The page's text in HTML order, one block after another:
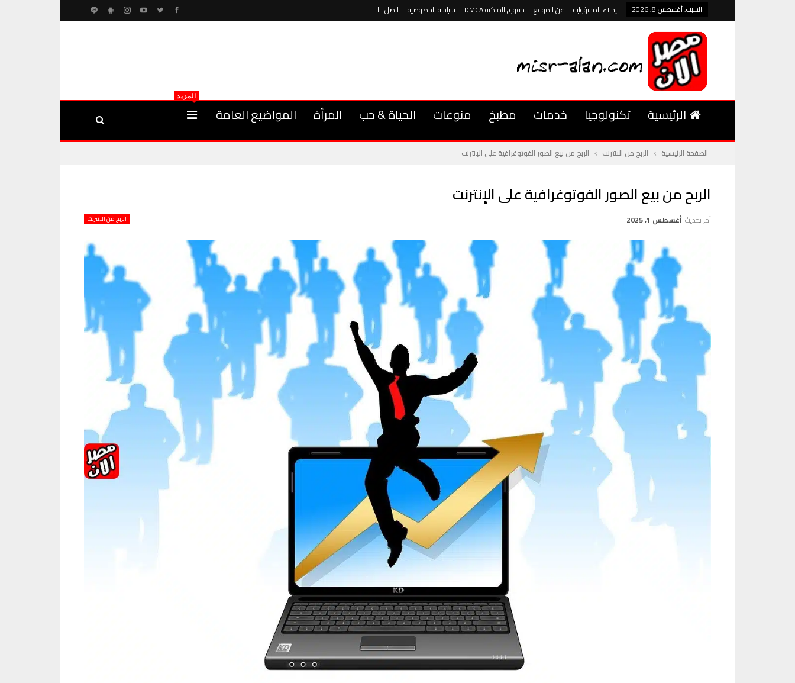
السبت, أغسطس 8, 2026 إخلاء المسؤولية عن الموقع حقوق الملكية DMCA سياسة الخصوصية اتصل بنا
الرئيسية تكنولوجيا خدمات مطبخ منوعات الحياة & حب المرأة المواضيع العامة
المزيد
الصفحة الرئيسية الربح من الانترنت الربح من بيع الصور الفوتوغرافية على الإنترنت
الربح من بيع الصور الفوتوغرافية على الإنترنت
الربح من الانترنت آخر تحديث أغسطس 1, 2025